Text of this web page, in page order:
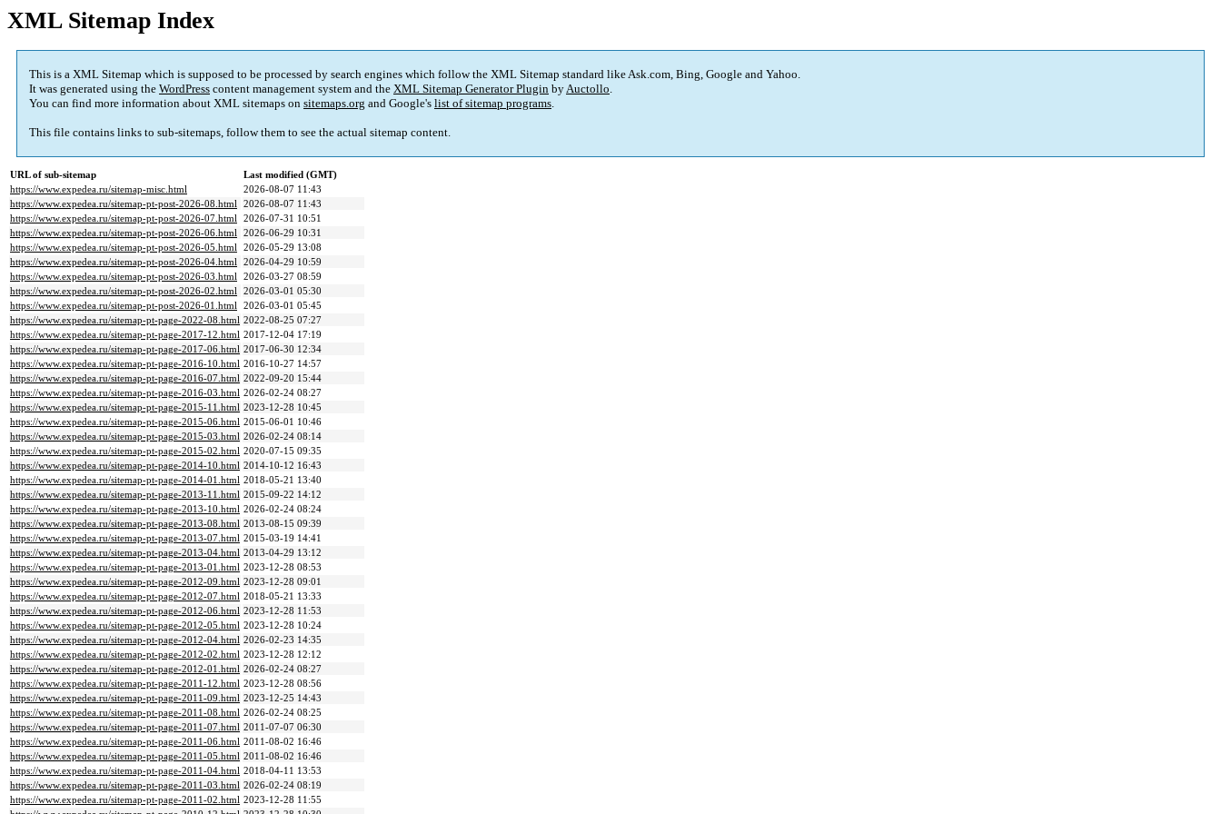
XML Sitemap Index
This is a XML Sitemap which is supposed to be processed by search engines which follow the XML Sitemap standard like Ask.com, Bing, Google and Yahoo.
It was generated using the WordPress content management system and the XML Sitemap Generator Plugin byAuctollo.
You can find more information about XML sitemaps on sitemaps.org and Google's list of sitemap programs.
This file contains links to sub-sitemaps, follow them to see the actual sitemap content.
URL of sub-sitemap
Last modified (GMT)
https://www.expedea.ru/sitemap-misc.html
2026-08-07 11:43
https://www.expedea.ru/sitemap-pt-post-2026-08.html 2026-08-07 11:43
https://www.expedea.ru/sitemap-pt-post-2026-07.html 2026-07-31 10:51
https://www.expedea.ru/sitemap-pt-post-2026-06.html 2026-06-29 10:31
https://www.expedea.ru/sitemap-pt-post-2026-05.html 2026-05-29 13:08
https://www.expedea.ru/sitemap-pt-post-2026-04.html 2026-04-29 10:59
https://www.expedea.ru/sitemap-pt-post-2026-03.html 2026-03-27 08:59
https://www.expedea.ru/sitemap-pt-post-2026-02.html 2026-03-01 05:30
https://www.expedea.ru/sitemap-pt-post-2026-01.html 2026-03-01 05:45
https://www.expedea.ru/sitemap-pt-page-2022-08.html 2022-08-25 07:27
https://www.expedea.ru/sitemap-pt-page-2017-12.html 2017-12-04 17:19
https://www.expedea.ru/sitemap-pt-page-2017-06.html 2017-06-30 12:34
https://www.expedea.ru/sitemap-pt-page-2016-10.html 2016-10-27 14:57
https://www.expedea.ru/sitemap-pt-page-2016-07.html 2022-09-20 15:44
https://www.expedea.ru/sitemap-pt-page-2016-03.html 2026-02-24 08:27
https://www.expedea.ru/sitemap-pt-page-2015-11.html 2023-12-28 10:45
https://www.expedea.ru/sitemap-pt-page-2015-06.html 2015-06-01 10:46
https://www.expedea.ru/sitemap-pt-page-2015-03.html 2026-02-24 08:14
https://www.expedea.ru/sitemap-pt-page-2015-02.html 2020-07-15 09:35
https://www.expedea.ru/sitemap-pt-page-2014-10.html 2014-10-12 16:43
https://www.expedea.ru/sitemap-pt-page-2014-01.html 2018-05-21 13:40
https://www.expedea.ru/sitemap-pt-page-2013-11.html 2015-09-22 14:12
https://www.expedea.ru/sitemap-pt-page-2013-10.html 2026-02-24 08:24
https://www.expedea.ru/sitemap-pt-page-2013-08.html 2013-08-15 09:39
https://www.expedea.ru/sitemap-pt-page-2013-07.html 2015-03-19 14:41
https://www.expedea.ru/sitemap-pt-page-2013-04.html 2013-04-29 13:12
https://www.expedea.ru/sitemap-pt-page-2013-01.html 2023-12-28 08:53
https://www.expedea.ru/sitemap-pt-page-2012-09.html 2023-12-28 09:01
https://www.expedea.ru/sitemap-pt-page-2012-07.html 2018-05-21 13:33
https://www.expedea.ru/sitemap-pt-page-2012-06.html 2023-12-28 11:53
https://www.expedea.ru/sitemap-pt-page-2012-05.html 2023-12-28 10:24
https://www.expedea.ru/sitemap-pt-page-2012-04.html 2026-02-23 14:35
https://www.expedea.ru/sitemap-pt-page-2012-02.html 2023-12-28 12:12
https://www.expedea.ru/sitemap-pt-page-2012-01.html 2026-02-24 08:27
https://www.expedea.ru/sitemap-pt-page-2011-12.html 2023-12-28 08:56
https://www.expedea.ru/sitemap-pt-page-2011-09.html 2023-12-25 14:43
https://www.expedea.ru/sitemap-pt-page-2011-08.html 2026-02-24 08:25
https://www.expedea.ru/sitemap-pt-page-2011-07.html 2011-07-07 06:30
https://www.expedea.ru/sitemap-pt-page-2011-06.html 2011-08-02 16:46
https://www.expedea.ru/sitemap-pt-page-2011-05.html 2011-08-02 16:46
https://www.expedea.ru/sitemap-pt-page-2011-04.html 2018-04-11 13:53
https://www.expedea.ru/sitemap-pt-page-2011-03.html 2026-02-24 08:19
https://www.expedea.ru/sitemap-pt-page-2011-02.html 2023-12-28 11:55